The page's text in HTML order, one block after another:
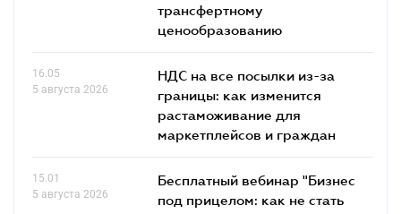
трансфертному
ценообразованию
16.05
5 августа 2026
НДС на все посылки из-за
границы: как изменится
растаможивание для
маркетплейсов и граждан
15.01
5 августа 2026
Бесплатный вебинар "Бизнес
под прицелом: как не стать